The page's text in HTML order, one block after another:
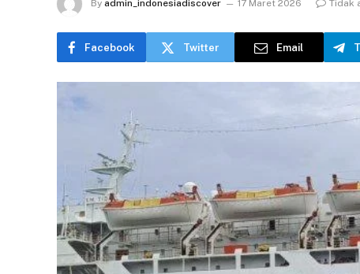
By admin_indonesiadiscover 17 Maret 2026 Tidak
Facebook Twitter Email